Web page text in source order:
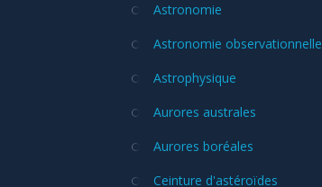
Astronomie
Astronomie observationnelle
Astrophysique
Aurores australes
Aurores boréales
Ceinture d'astéroïdes